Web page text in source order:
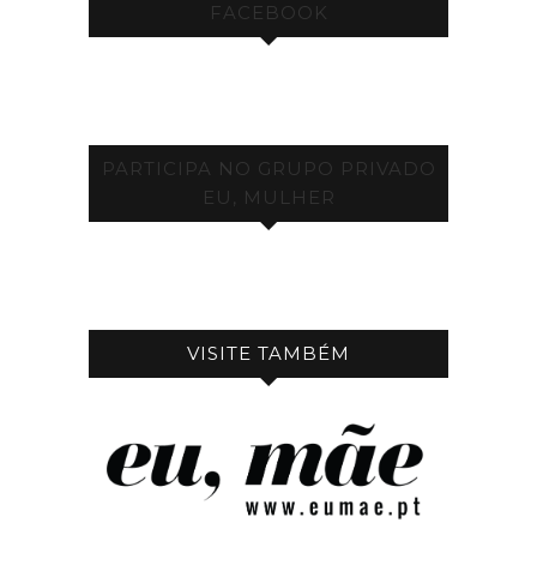
FACEBOOK
PARTICIPA NO GRUPO PRIVADO
EU, MULHER
VISITE TAMBÉM